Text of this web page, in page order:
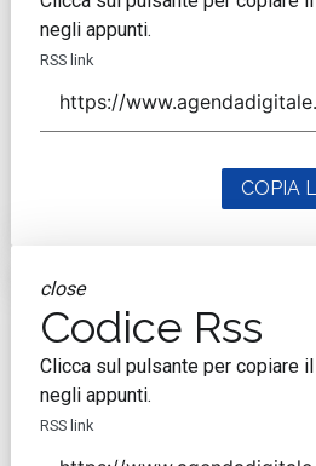
negli appunti.
RSS link
COPIA
close
Codice Rss
Clicca sul pulsante per copiare il
negli appunti.
RSS link